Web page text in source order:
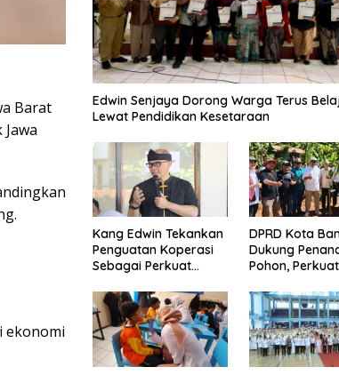
Barat
ekonomi
Edwin Senjaya Dorong Warga Terus
Lewat Pendidikan Kesetaraan
Kang Edwin Tekankan
Penguatan Koperasi
Sebagai Perkuat
DPRD Kota
Dukung
Pohon,